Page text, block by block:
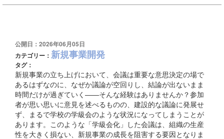
公開日：2026年06月05日
カテゴリー： 新規事業開発
タグ：
新規事業の立ち上げにおいて、会議は重要な意思決定の場で
あるはずなのに、なぜか議論が空回りし、結論が出ないまま
時間だけが過ぎていく——そんな経験はありませんか？参加
者が思い思いに意見を述べるものの、建設的な議論に発展せ
ず、まるで学校の学級会のような状況になってしまうことが
あります。このような「学級会化」した会議は、組織の生産
性を大きく損ない、新規事業の成長を阻害する要因となりま